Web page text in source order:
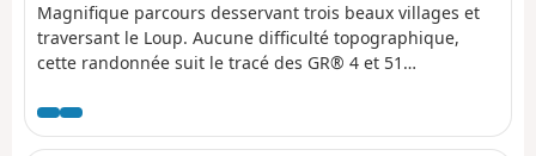
Magnifique parcours desservant trois beaux villages et
traversant le Loup. Aucune difficulté topographique,
cette randonnée suit le tracé des GR® 4 et 51